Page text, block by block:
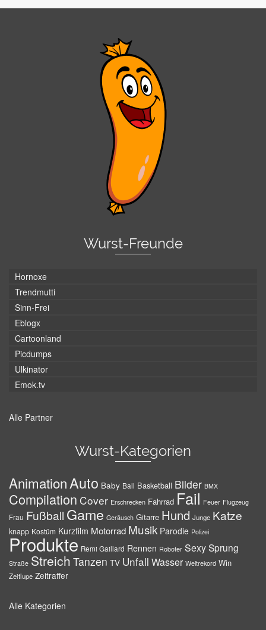
Wurst-Freunde
Hornoxe
Trendmutti
Sinn-Frei
Eblogx
Cartoonland
Picdumps
Ulkinator
Emok.tv
Alle Partner
Wurst-Kategorien
AnimationAuto Baby Ball Basketball Bilder BMX
Compilation Cover Erschrecken Fahrrad Fail Feuer Flugzeug
Frau Fußball Game Geräusch Gitarre Hund Junge Katze
knapp Kostüm Kurzfilm Motorrad Musik Parodie Polizei
Produkte Remi Gaillard Rennen Roboter SexySprung
Straße Streich Tanzen TV Unfall Wasser Weltrekord Win
Zeitlupe Zeitraffer
Alle Kategorien